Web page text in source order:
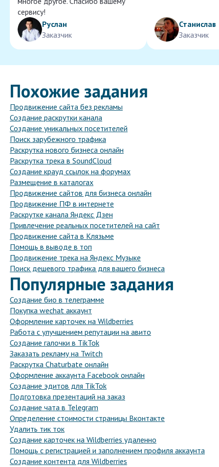
сервису!
Руслан
Заказчик
Станислав
Заказчик
Похожие задания
Продвижение сайта без рекламы
Создание раскрутки канала
Создание уникальных посетителей
Поиск зарубежного трафика
Раскрутка нового бизнеса онлайн
Раскрутка трека в SoundCloud
Создание крауд ссылок на форумах
Размещение в каталогах
Продвижение сайтов для бизнеса онлайн
Продвижение ПФ в интернете
Раскрутке канала Яндекс Дзен
Привлечение реальных посетителей на сайт
Продвижение сайта в Клязьме
Помощь в выводе в топ
Продвижение трека на Яндекс Музыке
Поиск дешевого трафика для вашего бизнеса
Популярные задания
Создание био в телеграмме
Покупка wechat аккаунт
Оформление карточек на Wildberries
Работа с улучшением репутации на авито
Создание галочки в TikTok
Заказать рекламу на Twitch
Раскрутка Chaturbate онлайн
Оформление аккаунта Facebook онлайн
Создание эдитов для TikTok
Подготовка презентаций на заказ
Создание чата в Telegram
Определение стоимости страницы Вконтакте
Удалить тик ток
Создание карточек на Wildberries удаленно
Помощь с регистрацией и заполнением профиля аккаунта
Создание контента для Wildberries